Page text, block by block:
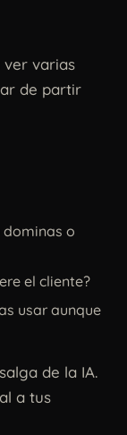
ver varias
de partir
o
el cliente?
usar aunque
de la IA.
a tus